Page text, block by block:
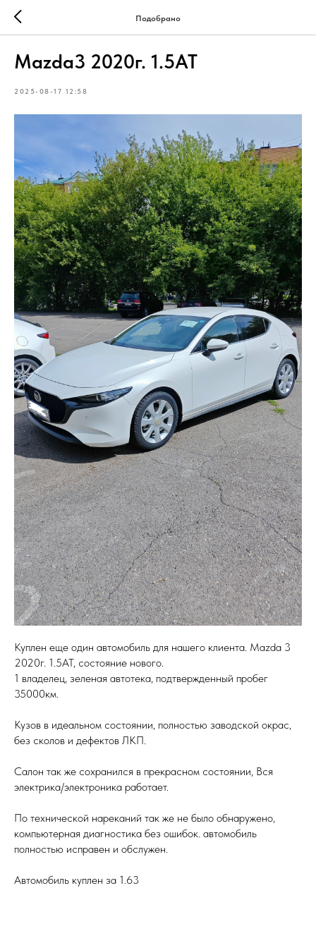
Подобрано
Mazda3 2020г. 1.5АТ
2025-08-17 12:58
Куплен еще один автомобиль для нашего клиента. Mazda 3
2020г. 1.5АТ, состояние нового.
1 владелец, зеленая автотека, подтвержденный пробег
35000км.
Кузов в идеальном состоянии, полностью заводской окрас,
без сколов и дефектов ЛКП.
Салон так же сохранился в прекрасном состоянии, Вся
электрика/электроника работает.
По технической нареканий так же не было обнаружено,
компьютерная диагностика без ошибок. автомобиль
полностью исправен и обслужен.
Автомобиль куплен за 1.63